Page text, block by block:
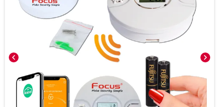
chevron_left chevron_right